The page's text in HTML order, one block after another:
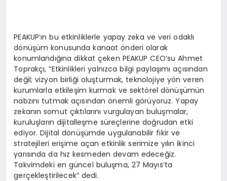
PEAKUP’ın bu etkinliklerle yapay zeka ve veri odaklı
dönüşüm konusunda kanaat önderi olarak
konumlandığına dikkat çeken PEAKUP CEO’su Ahmet
Toprakçı, “Etkinlikleri yalnızca bilgi paylaşımı açısından
değil; vizyon birliği oluşturmak, teknolojiye yön veren
kurumlarla etkileşim kurmak ve sektörel dönüşümün
nabzını tutmak açısından önemli görüyoruz. Yapay
zekanın somut çıktılarını vurgulayan buluşmalar,
kuruluşların dijitalleşme süreçlerine doğrudan etki
ediyor. Dijital dönüşümde uygulanabilir fikir ve
stratejileri erişime açan etkinlik serimize yılın ikinci
yarısında da hız kesmeden devam edeceğiz.
Takvimdeki en güncel buluşma, 27 Mayıs’ta
gerçekleştirilecek” dedi.